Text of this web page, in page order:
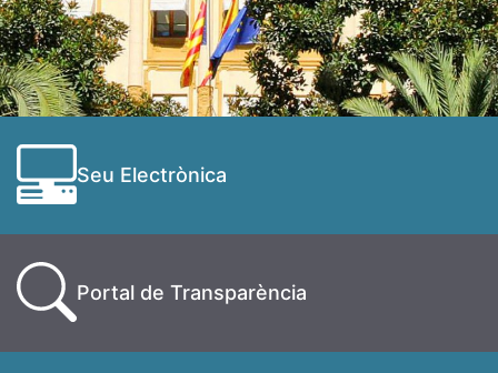
Seu Electrònica
Portal de Transparència